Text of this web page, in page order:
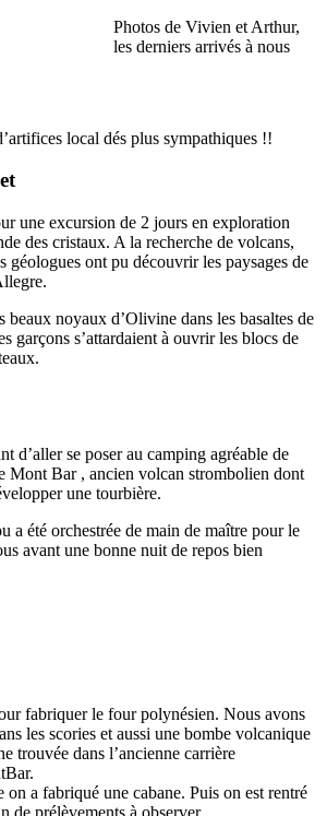
Photos de Vivien et Arthur,
les derniers arrivés à nous
local dés plus sympathiques !!
une excursion de 2 jours en exploration
des cristaux. A la recherche de volcans,
géologues ont pu découvrir les paysages de
beaux noyaux d’Olivine dans les basaltes de
garçons s’attardaient à ouvrir les blocs de
d’aller se poser au camping agréable de
Mont Bar , ancien volcan strombolien dont
une tourbière.
a été orchestrée de main de maître pour le
avant une bonne nuit de repos bien
fabriquer le four polynésien. Nous avons
les scories et aussi une bombe volcanique
trouvée dans l’ancienne carrière
on a fabriqué une cabane. Puis on est rentré
de prélèvements à observer.